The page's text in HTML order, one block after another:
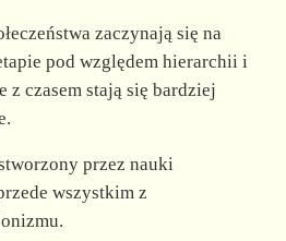
zaczynają się na
pod względem hierarchii i
z czasem stają się bardziej
przez nauki
wszystkim z